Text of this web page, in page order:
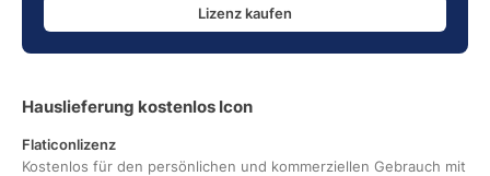
Lizenz kaufen
Hauslieferung kostenlos Icon
Flaticonlizenz
Kostenlos für den persönlichen und kommerziellen Gebrauch mit